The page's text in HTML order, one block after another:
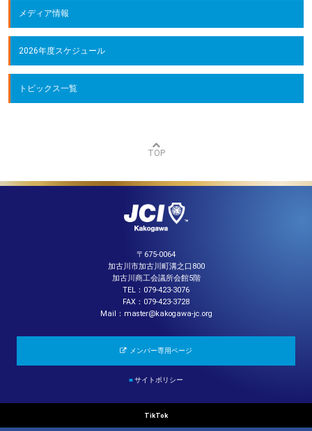
メディア情報
2026年度スケジュール
トピックス一覧
TOP
〒675-0064
加古川市加古川町溝之口800
加古川商工会議所会館5階
TEL：079-423-3076
FAX：079-423-3728
Mail：master@kakogawa-jc.org
メンバー専用ページ
■サイトポリシー
TikTok